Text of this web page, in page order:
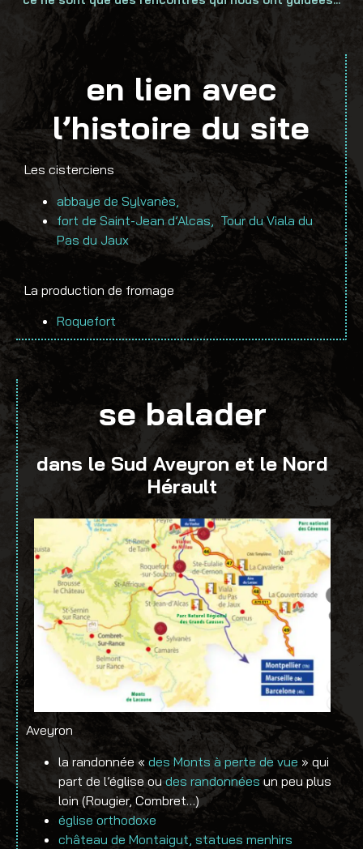
en lien avec
l’histoire du site
Les cisterciens
abbaye de Sylvanès,
fort de Saint-Jean d’Alcas, Tour du Viala du
Pas du Jaux
La production de fromage
Roquefort
se balader
dans le Sud Aveyron et le Nord
Hérault
Aveyron
la randonnée « des Monts à perte de vue » qui
part de l’église oudes randonnéesun peu plus
loin (Rougier, Combret…)
église orthodoxe
château de Montaigut, statues menhirs